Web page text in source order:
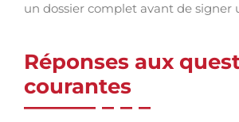
un dossier complet avant de signer
Réponses aux
courantes